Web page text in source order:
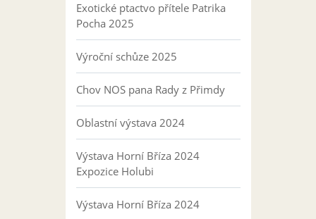
Exotické ptactvo přítele Patrika
Pocha 2025
Výroční schůze 2025
Chov NOS pana Rady z Přimdy
Oblastní výstava 2024
Výstava Horní Bříza 2024
Expozice Holubi
Výstava Horní Bříza 2024